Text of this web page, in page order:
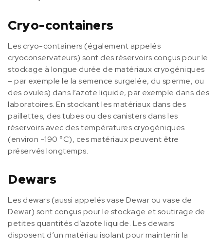
Cryo-containers
Les cryo-containers (également appelés
cryoconservateurs) sont des réservoirs conçus pour le
stockage à longue durée de matériaux cryogéniques
– par exemple le la semence surgelée, du sperme, ou
des ovules) dans l’azote liquide, par exemple dans des
laboratoires. En stockant les matériaux dans des
paillettes, des tubes ou des canisters dans les
réservoirs avec des températures cryogéniques
(environ -190 °C), ces matériaux peuvent être
préservés longtemps.
Dewars
Les dewars (aussi appelés vase Dewar ou vase de
Dewar) sont conçus pour le stockage et soutirage de
petites quantités d’azote liquide. Les dewars
disposent d’un matériau isolant pour maintenir la